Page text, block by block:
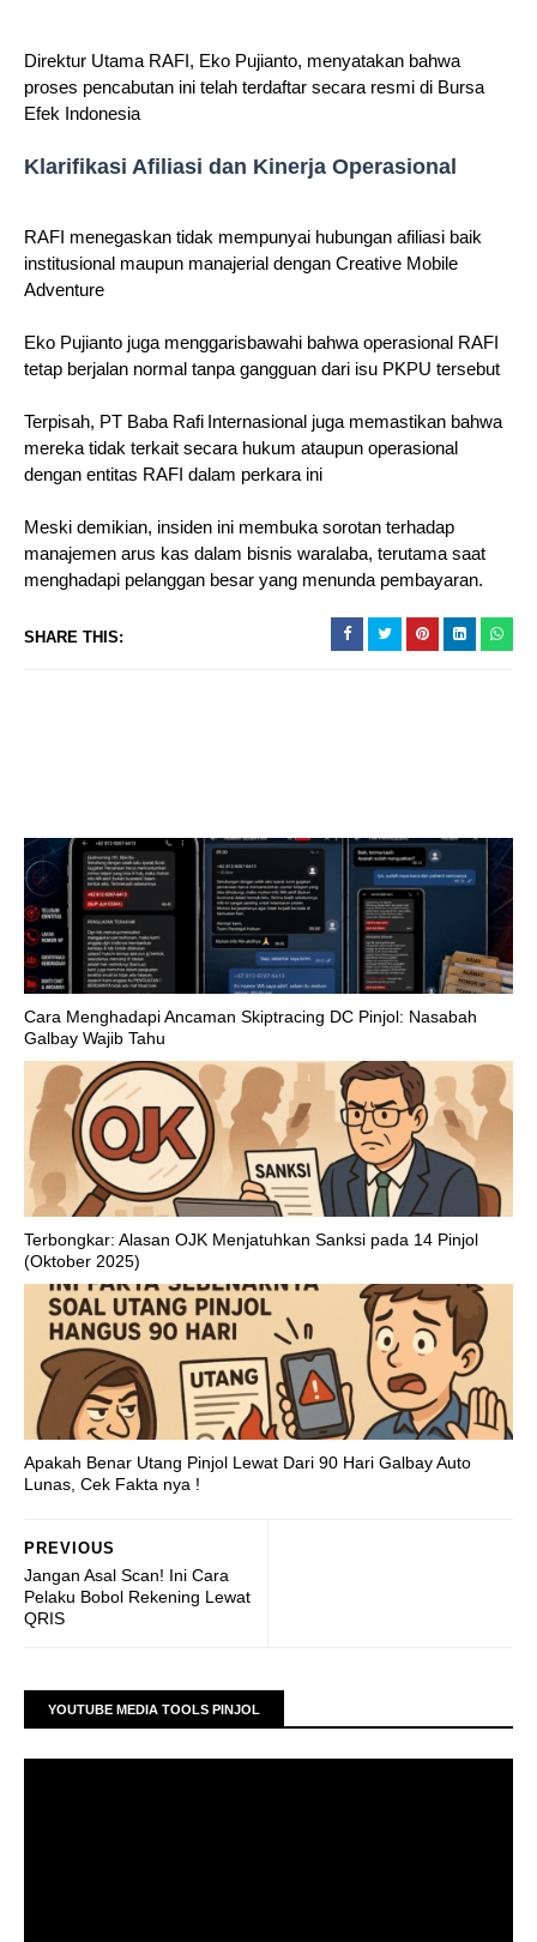
Direktur Utama RAFI, Eko Pujianto, menyatakan bahwa
proses pencabutan ini telah terdaftar secara resmi di Bursa
Efek Indonesia
Klarifikasi Afiliasi dan Kinerja Operasional
RAFI menegaskan tidak mempunyai hubungan afiliasi baik
institusional maupun manajerial dengan Creative Mobile
Adventure
Eko Pujianto juga menggarisbawahi bahwa operasional RAFI
tetap berjalan normal tanpa gangguan dari isu PKPU tersebut
Terpisah, PT Baba Rafi Internasional juga memastikan bahwa
mereka tidak terkait secara hukum ataupun operasional
dengan entitas RAFI dalam perkara ini
Meski demikian, insiden ini membuka sorotan terhadap
manajemen arus kas dalam bisnis waralaba, terutama saat
menghadapi pelanggan besar yang menunda pembayaran.
SHARE THIS:
Cara Menghadapi Ancaman Skiptracing DC Pinjol: Nasabah
Galbay Wajib Tahu
Terbongkar: Alasan OJK Menjatuhkan Sanksi pada 14 Pinjol
(Oktober 2025)
Apakah Benar Utang Pinjol Lewat Dari 90 Hari Galbay Auto
Lunas, Cek Fakta nya !
PREVIOUS
Jangan Asal Scan! Ini Cara
Pelaku Bobol Rekening Lewat
QRIS
YOUTUBE MEDIA TOOLS PINJOL